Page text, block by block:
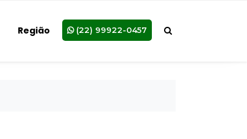
Região (22) 99922-0457